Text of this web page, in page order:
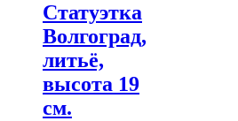
Статуэтка
Волгоград,
литьё,
высота 19
см.